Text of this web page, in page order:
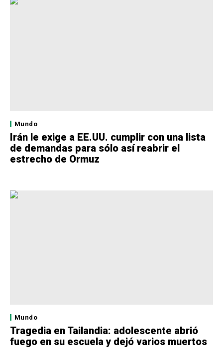
Mundo
Irán le exige a EE.UU. cumplir con una lista
de demandas para sólo así reabrir el
estrecho de Ormuz
Mundo
Tragedia en Tailandia: adolescente abrió
fuego en su escuela y dejó varios muertos